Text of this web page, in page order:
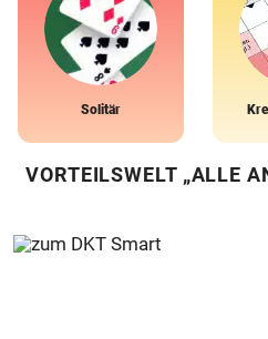
Solitär
VORTEILSWELT „ALLE